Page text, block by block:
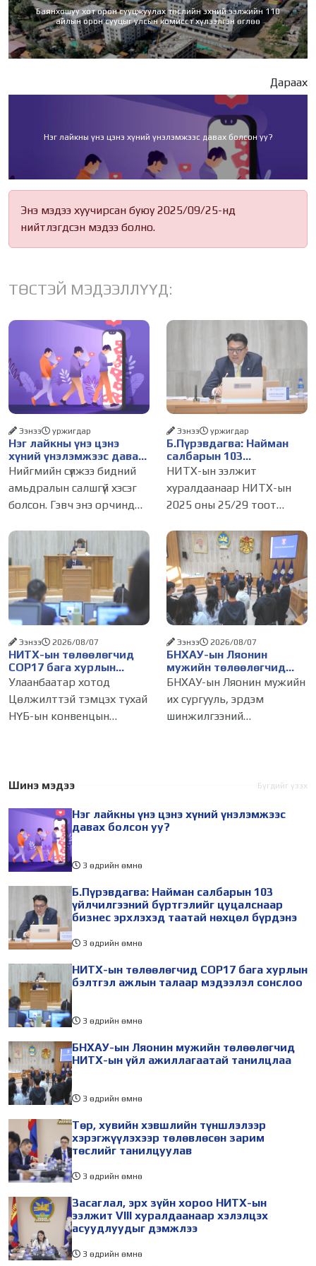
Баянхошуу хот орон сууцжуулах төслийн эхний ээлжийн 110
айлын орон сууцыг улсын комисст хүлээлгэн өглөө
Дараах
Нэг лайкны үнэ цэнэ хүний үнэлэмжээс давах болсон уу?
Энэ мэдээ хуучирсан буюу 2025/09/25-нд
нийтлэгдсэн мэдээ болно.
ТӨСТЭЙ МЭДЭЭЛЛҮҮД:
Нэг лайкны үнэ цэнэ
хүний үнэлэмжээс давах
болсон уу?
Ээнээ уржигдар
Нийгмийн сүлжээ бидний
амьдралын салшгүй хэсэг
болсон. Гэвч энэ орчинд
тэр ч байтугай хүний үнэ
цэнийг хүртэл лайк, шэйр,
дагагчийн тоогоор
хэмжих хандлага газар
авч
Б.Пүрэвдагва: Найман
салбарын 103
үйлчилгээний
бүртгэлийг цуцалснаар
бизнес эрхлэхэд таатай
нөхцөл бүрдэнэ
Ээнээ уржигдар
НИТХ-ын ээлжит
хуралдаанаар НИТХ-ын
2025 оны 25/29 тоот
журмын зарим хэсгийг
хүчингүй болгож,
зөвшөөрлийн шинжтэй
103 бүртгэлээс нийслэлийн
бизнес эрхлэгчдийг
НИТХ-ын төлөөлөгчид
COP17 бага хурлын
бэлтгэл ажлын талаар
мэдээлэл сонслоо
Ээнээ 2026/08/07
Улаанбаатар хотод
Цөлжилттэй тэмцэх тухай
НҮБ-ын конвенцын
өдөр зохион
холбогдуулан Нийслэлийн
БНХАУ-ын Ляонин
мужийн төлөөлөгчид
НИТХ-ын үйл
танилцлаа
Ээнээ 2026/08/07
БНХАУ-ын Ляонин мужийн
их сургууль, эрдэм
шинжилгээний
төлөөлөгчид Монгол
айлчлалынхаа хүрээнд
Шинэ мэдээ Бүгдийг үзэх
Нэг лайкны үнэ цэнэ хүний үнэлэмжээс
давах болсон уу?
3 өдрийн өмнө
Б.Пүрэвдагва: Найман салбарын 103
үйлчилгээний бүртгэлийг цуцалснаар
бизнес эрхлэхэд таатай нөхцөл бүрдэнэ
3 өдрийн өмнө
НИТХ-ын төлөөлөгчид COP17 бага хурлын
бэлтгэл ажлын талаар мэдээлэл сонслоо
3 өдрийн өмнө
БНХАУ-ын Ляонин мужийн төлөөлөгчид
НИТХ-ын үйл ажиллагаатай танилцлаа
3 өдрийн өмнө
Төр, хувийн хэвшлийн түншлэлээр
хэрэгжүүлэхээр төлөвлөсөн зарим
төслийг танилцуулав
3 өдрийн өмнө
Засаглал, эрх зүйн хороо НИТХ-ын
ээлжит VIII хуралдаанаар хэлэлцэх
асуудлуудыг дэмжлээ
3 өдрийн өмнө